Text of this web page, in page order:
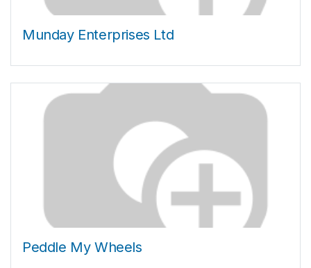
Munday Enterprises Ltd
Peddle My Wheels